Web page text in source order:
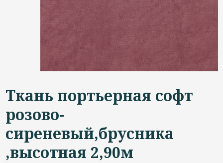
+7 (4822) 453-534
Ткань портьерная софт
розово-
сиреневый,брусника
,высотная 2,90м